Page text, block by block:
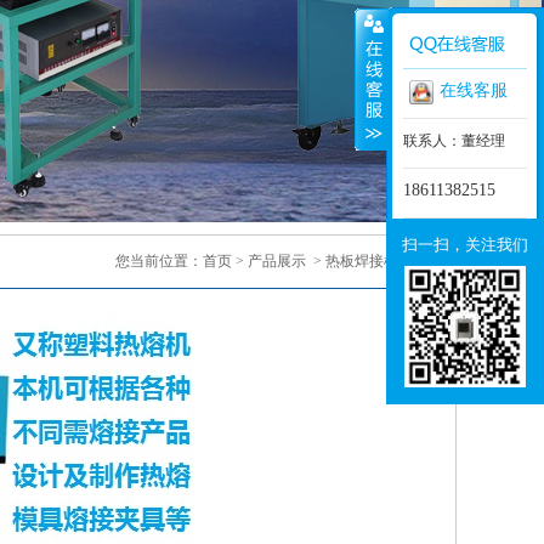
您当前位置： 首页 > 产品展示 > 热板焊接机
在线客服
联系人：董经理
18611382515
扫一扫，关注我们